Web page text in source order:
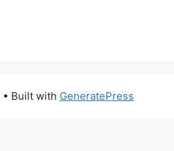
• Built with GeneratePress